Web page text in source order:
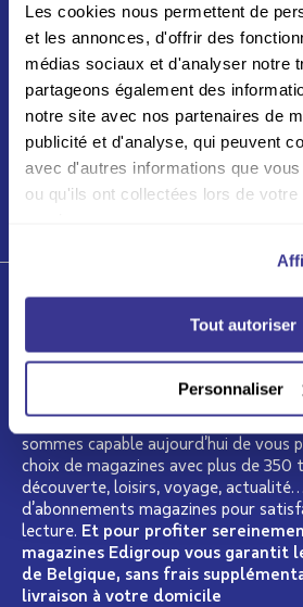
Les cookies nous permettent de
et les annonces, d'offrir des
médias sociaux et d'analyser notre
partageons également des
notre site avec nos partenaires de
publicité et d'analyse, qui peuvent
avec d'autres informations que
ou qu'ils ont collectées lors de votre
Tout autoriser
Personnaliser
Né du partenariat entre La
2012, Asendia s'appuie sur un
plus de 200 destinations aux
monde
Depuis plus de 15 ans, Edigroup se
spécialiste de la presse en Belgique.
dans notre catalogue les plus grands
belges, français ou internationaux.
sommes capable aujourd’hui de vous
choix de magazines avec plus de 350
découverte, loisirs, voyage,
d’abonnements magazines pour
lecture. Et pour profiter
magazines Edigroup vous garantit
de Belgique, sans frais
livraison à votre domicile